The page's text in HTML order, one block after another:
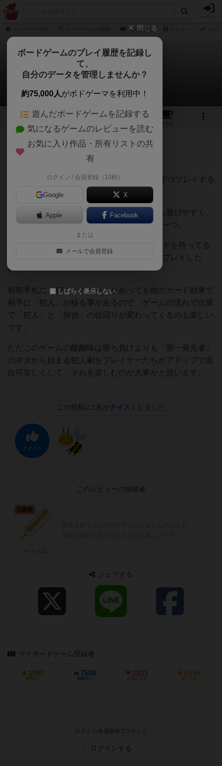
犯人は踊る
犯人は踊る
きりたんぽさんのレビュー
24 5 115
カフェ
583名 1名 0 2年以上前
最初に配られた手札4枚を自分の手番で1枚ずつプレイする
だけのシンプルのルール。
カードの内容も分かりやすく初心者の方でも遊びやすく、
1ゲームの時間も短くお手軽にできる作品の一つ。
4人くらいのプレイ人数だと誰が犯人のカードを持ってる
か読みやすくなるため、できれば6人以上でプレイした
い。
初期手札に「犯人」のカードがあっても他のカード効果で
相手に「犯人」が移る事があるので、ゲームの流れで次第
で「犯人」と「探偵」の役回りが変わってくるのも楽しい
です。
ただこのゲームの醍醐味は勝ち負けよりも「第一発見者」
のネタから始まる犯人劇をプレイヤーたちがアドリブで面
白可笑しくして、それを楽しむのが大事かと思います。
この投稿に 1 名がナイス！ しました
ナイス！
このレビューの投稿者
大賢者
シェアする
マイボードゲーム登録者
1097
興味あり
7508
経験あり
1831
お気に入り
6349
持ってる
ログイン/会員登録でコメント
ログインする
閉じる
ボードゲームのプレイ履歴を記録し
て、
自分のデータを管理しませんか？
約75,000人がボドゲーマを利用中！
遊んだボードゲームを記録する
気になるゲームのレビューを読む
お気に入り作品・所有リストの共
有
ログイン / 会員登録（10秒）
Google X
Apple Facebook
または
メールで会員登録
しばらく表示しない